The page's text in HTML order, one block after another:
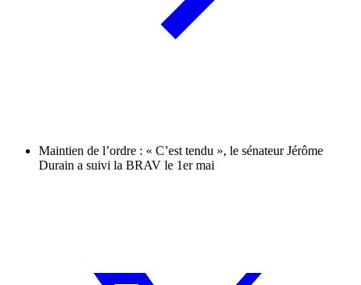
Maintien de l’ordre : « C’est tendu », le sénateur Jérôme
Durain a suivi la BRAV le 1er mai